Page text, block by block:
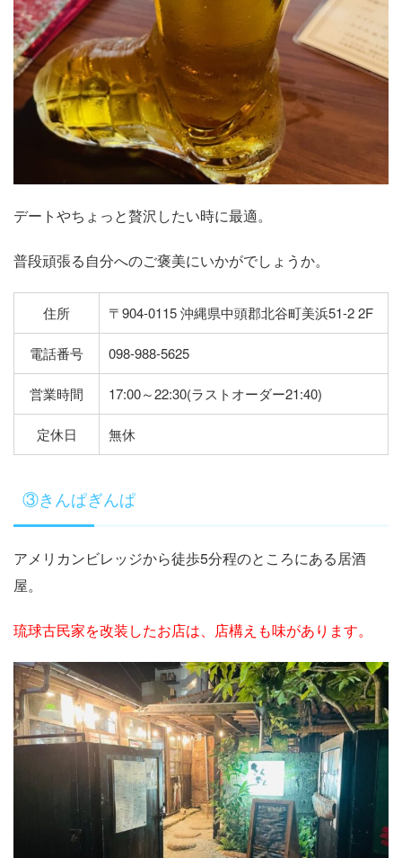
デートやちょっと贅沢したい時に最適。
普段頑張る自分へのご褒美にいかがでしょうか。
住所 〒904-0115 沖縄県中頭郡北谷町美浜51-2 2F
電話番号 098-988-5625
営業時間 17:00～22:30(ラストオーダー21:40)
定休日 無休
③きんぱぎんぱ
アメリカンビレッジから徒歩5分程のところにある居酒
屋。
琉球古民家を改装したお店は、店構えも味があります。